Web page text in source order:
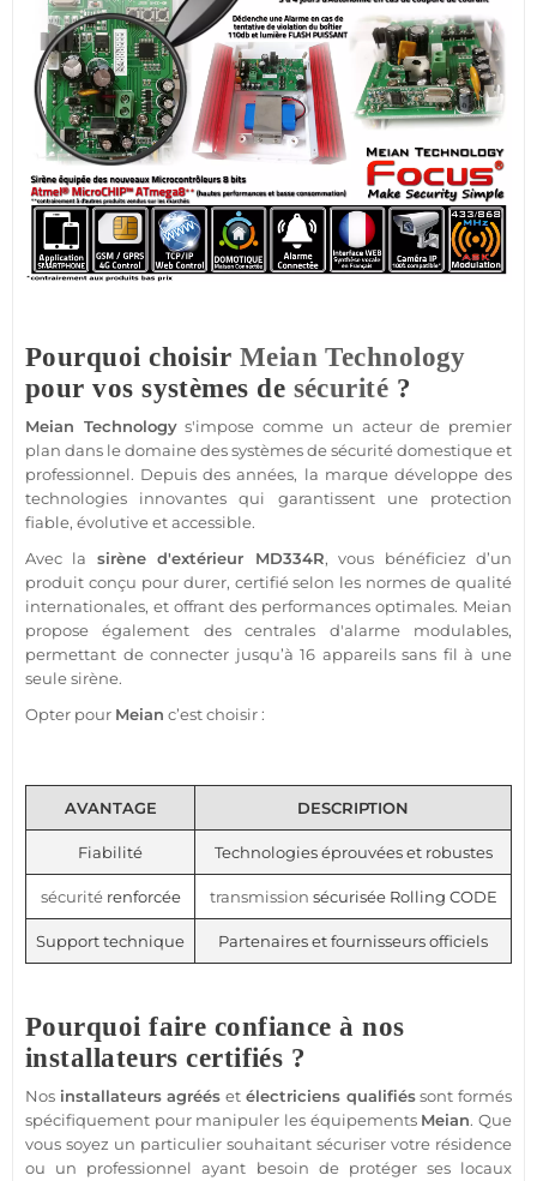
Pourquoi choisir Meian Technology
pour vos systèmes de sécurité ?
Meian Technologys'impose comme un acteur de premier
plan dans le domaine des systèmes desécuritédomestique et
professionnel. Depuis des années, la marque développe des
technologies innovantes qui garantissent une protection
fiable, évolutive et accessible.
Avec la sirène d'extérieur MD334R, vous bénéficiez d’un
produit conçu pour durer, certifié selon les normes de qualité
internationales, et offrant des performances optimales. Meian
propose également des centrales d'alarmemodulables,
permettant de connecter jusqu’à 16 appareils sans fil à une
seulesirène.
Opter pour Meian c’est choisir :
AVANTAGE DESCRIPTION
Fiabilité Technologies éprouvées et robustes
sécuritérenforcée transmission sécurisée Rolling CODE
Support technique Partenaires et fournisseurs officiels
Pourquoi faire confiance à nos
installateurs certifiés ?
Nos installateurs agréés et électriciens qualifiéssont formés
spécifiquement pour manipuler les équipements Meian. Que
vous soyez un particulier souhaitant sécuriser votre résidence
ou un professionnel ayant besoin de protégerses locaux